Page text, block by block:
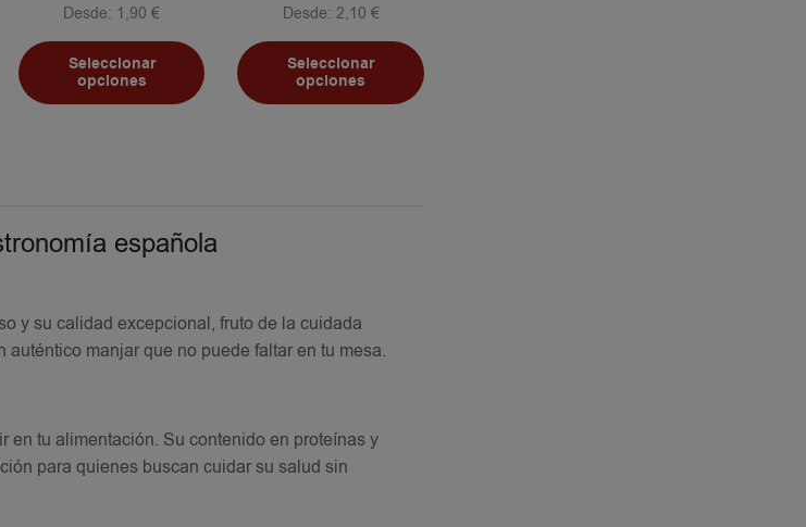
Desde: 1,90€
Seleccionar
opciones
Desde: 2,10 €
Seleccionar
opciones
española
y su calidad excepcional, fruto de la cuidada
manjar que no puede faltar en tu mesa.
tu alimentación. Su contenido en proteínas y
para quienes buscan cuidar su salud sin